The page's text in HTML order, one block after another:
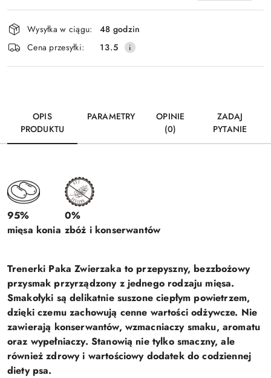
Wyślij
Dostępność
i
dostawa
Wysyłka w ciągu:
48 godzin
Cena przesyłki:
13.5
OPIS
PRODUKTU
PARAMETRY
OPINIE
(0)
ZADAJ
PYTANIE
95%
0%
mięsa konia zbóż i konserwantów
Trenerki Paka Zwierzaka to przepyszny, bezzbożowy
przysmak przyrządzony z jednego rodzaju mięsa.
Smakołyki są delikatnie suszone ciepłym powietrzem,
dzięki czemu zachowują cenne wartości odżywcze. Nie
zawierają konserwantów, wzmacniaczy smaku, aromatu
oraz wypełniaczy. Stanowią nie tylko smaczny, ale
również zdrowy i wartościowy dodatek do codziennej
diety psa.